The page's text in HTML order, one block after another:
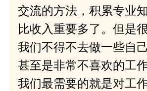
h
a
n
h
交流的方法，积累专业
比收入重要多了。但是
我们不得不去做一些自
甚至是非常不喜欢的工
我们最需要的就是对工